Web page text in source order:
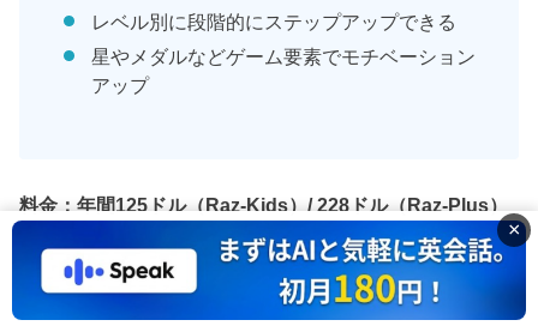
レベル別に段階的にステップアップできる
星やメダルなどゲーム要素でモチベーション
アップ
料金：年間125ドル（Raz-Kids）/ 228ドル（Raz-Plus）
学校教材として実績があるので、体系的に学びたい方や
親子で取り組みたい方におすすめです。
×